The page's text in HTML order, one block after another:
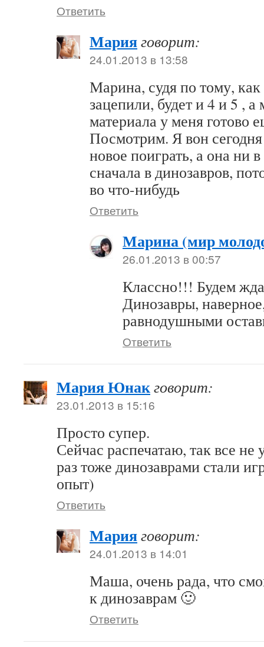
Ответить
Марияговорит:
24.01.2013 в 13:58
Марина, судя по тому,
зацепили, будет и 4 и 5 ,
материала у меня готово
Посмотрим. Я вон
новое поиграть, а она ни
сначала в динозавров,
во что-нибудь
Ответить
Марина (мир
26.01.2013 в 00:57
Классно!!! Будем
Динозавры,
равнодушными
Ответить
Мария Юнакговорит:
23.01.2013 в 15:16
Просто супер.
Сейчас распечатаю, так все
раз тоже динозаврами стали
опыт)
Ответить
Марияговорит:
24.01.2013 в 14:01
Маша, очень рада, что
к динозаврам 🙂
Ответить